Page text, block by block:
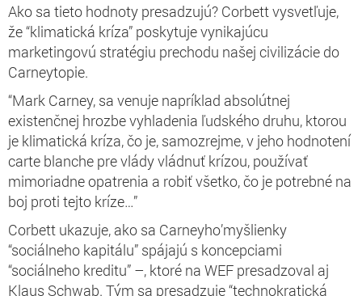
Ako sa tieto hodnoty presadzujú? Corbett vysvetľuje,
že “klimatická kríza” poskytuje vynikajúcu
marketingovú stratégiu prechodu našej civilizácie do
Carneytopie.
“Mark Carney, sa venuje napríklad absolútnej
existenčnej hrozbe vyhladenia ľudského druhu, ktorou
je klimatická kríza, čo je, samozrejme, v jeho hodnotení
carte blanche pre vlády vládnuť krízou, používať
mimoriadne opatrenia a robiť všetko, čo je potrebné na
boj proti tejto kríze…”
Corbett ukazuje, ako sa Carneyho’myšlienky
“sociálneho kapitálu” spájajú s koncepciami
“sociálneho kreditu” –, ktoré na WEF presadzoval aj
Klaus Schwab. Tým sa presadzuje “technokratická